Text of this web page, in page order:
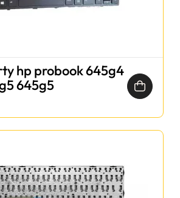
hp probook 645g4
645g5